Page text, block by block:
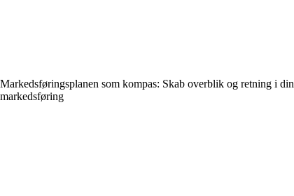
Markedsføringsplanen som kompas: Skab overblik og retning i din
markedsføring